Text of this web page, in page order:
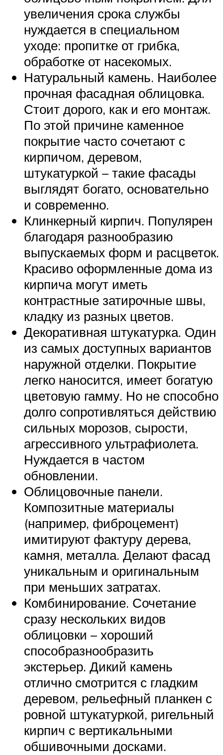
увеличения срока службы
нуждается в специальном
уходе: пропитке от грибка,
обработке от насекомых.
Натуральный камень. Наиболее
прочная фасадная облицовка.
Стоит дорого, как и его монтаж.
По этой причине каменное
покрытие часто сочетают с
кирпичом, деревом,
штукатуркой – такие фасады
выглядят богато, основательно
и современно.
Клинкерный кирпич. Популярен
благодаря разнообразию
выпускаемых форм и расцветок.
Красиво оформленные дома из
кирпича могут иметь
контрастные затирочные швы,
кладку из разных цветов.
Декоративная штукатурка. Один
из самых доступных вариантов
наружной отделки. Покрытие
легко наносится, имеет богатую
цветовую гамму. Но не способно
долго сопротивляться действию
сильных морозов, сырости,
агрессивного ультрафиолета.
Нуждается в частом
обновлении.
Облицовочные панели.
Композитные материалы
(например, фиброцемент)
имитируют фактуру дерева,
камня, металла. Делают фасад
уникальным и оригинальным
при меньших затратах.
Комбинирование. Сочетание
сразу нескольких видов
облицовки – хороший
способразнообразить
экстерьер. Дикий камень
отлично смотрится с гладким
деревом, рельефный планкен с
ровной штукатуркой, ригельный
кирпич с вертикальными
обшивочными досками.